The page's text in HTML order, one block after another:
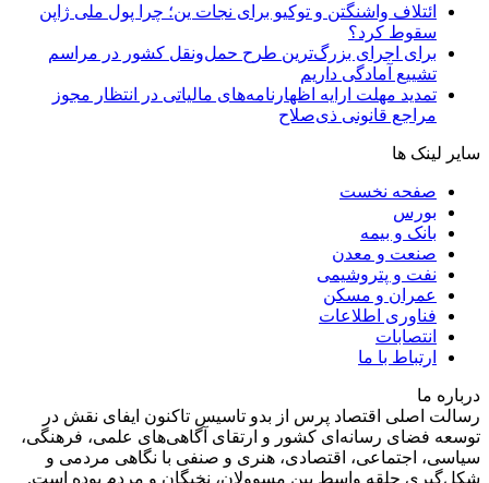
ائتلاف واشنگتن و توکیو برای نجات ین؛ چرا پول ملی ژاپن
سقوط کرد؟
برای اجرای بزرگ‌ترین طرح حمل‌ونقل کشور در مراسم
تشییع آمادگی داریم
تمدید مهلت ارایه اظهارنامه‌های مالیاتی در انتظار مجوز
مراجع قانونی ذی‌‏صلاح
سایر لینک ها
صفحه نخست
بورس
بانک و بیمه
صنعت و معدن
نفت و پتروشیمی
عمران و مسکن
فناوری اطلاعات
انتصابات
ارتباط با ما
درباره ما
رسالت اصلی اقتصاد پرس از بدو تاسیس تاکنون ایفای نقش در
توسعه فضای رسانه‌ای کشور و ارتقای آگاهی‌های علمی، فرهنگی،
سیاسی، اجتماعی، اقتصادی، هنری و صنفی با نگاهی مردمی و
شکل‌گیری حلقه واسط بین مسوولان، نخبگان و مردم بوده است.